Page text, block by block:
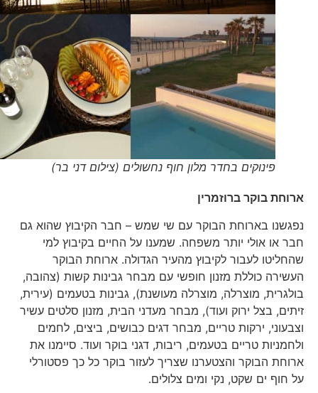
פינוקים בחדר מלון חוף נחשולים (צילום דני בר)
ארוחת בוקר ברוזמרין
נפגשנו בארוחת הבוקר עם שי שמש – חבר הקיבוץ שהוא גם
חבר או אולי יותר משפחה. שמענו על החיים בקיבוץ למי
שהחליטו לעבור לקיבוץ מהעיר הגדולה. ארוחת הבוקר
העשירה כוללת מזנון חופשי עם מבחר גבינות קשות (צהובה,
בולגרית, מוצרלה, מוצרלה מעושנת), גבינות בטעמים (עירית,
זיתים, בצל ירוק ועוד), מבחר מעדני הבית, מזנון סלטים עשיר
וצבעוני, ירקות טריים, מבחר דגים כבושים, ביצים, לחמים
ולחמניות טריים בטעמים, ריבות, דגני בוקר ועוד. סיימנו את
ארוחת הבוקר והצטערנו שצריך לעזור בוקר כל כך פסטורלי
על חוף ים שקט, נקי ומים צלולים.